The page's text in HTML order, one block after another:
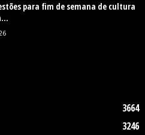
para fim de semana de cultura
3664
3246